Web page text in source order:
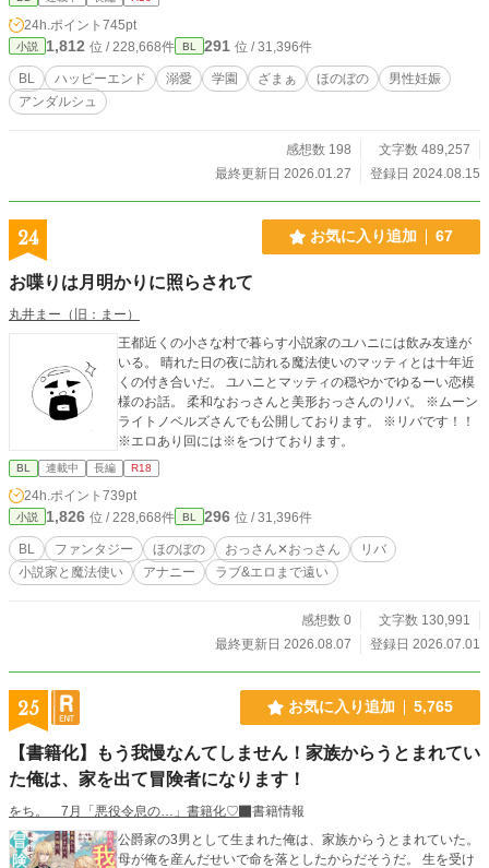
たので！ もしよかったら無料部分だけでも楽しんでくださっ
たら、とても、とてもうれしいです！ 皆の動画はプロフのW
ebサイトからどうぞです！ 動画にはAIを使っていますが、小
説にはAIを使っておりません 書籍にAI絵は一切ございません
嬢の兄に転生してしまったのだ 社畜に優しくない転生先でお
れはどう生きていくのだろう 腹黒？攻略対象×悪役令嬢の兄
本編完結済み、番外編時々更新中！ 奨励賞を頂き、書籍化し
て頂きました✨️かなり加筆しまくりましたので楽しんで頂け
ると嬉しいです💪☺ ※愛称等が書籍化に伴い変更となってい
24h.ポイント 745pt
小説 1,812 位 / 228,668件 BL 291 位 / 31,396件
BL ハッピーエンド 溺愛 学園 ざまぁ ほのぼの
男性妊娠
アンダルシュ
感想数 198
文字数 489,257
最終更新日 2026.01.27
登録日 2024.08.15
24 お気に入り追加 67
お喋りは月明かりに照らされて
丸井まー（旧：まー）
王都近くの小さな村で暮らす小説家のユハニには飲み友達が
いる。 晴れた日の夜に訪れる魔法使いのマッティとは十年近
くの付き合いだ。 ユハニとマッティの穏やかでゆるーい恋模
様のお話。 柔和なおっさんと美形おっさんのリバ。 ※ムーン
ライトノベルズさんでも公開しております。 ※リバです！！
※エロあり回には※をつけております。
BL 連載中 長編 R18
24h.ポイント 739pt
小説 1,826 位 / 228,668件 BL 296 位 / 31,396件
BL ファンタジー ほのぼの おっさん✕おっさん
リバ
小説家と魔法使い
アナニー ラブ&エロまで遠い
感想数 0
文字数 130,991
最終更新日 2026.08.07
登録日 2026.07.01
25 お気に入り追加 5,765
【書籍化】もう我慢なんてしません！家族からうとまれてい
た俺は、家を出て冒険者になります！
をち。 7月「悪役令息の…」書籍化♡
書籍情報
公爵家の3男として生まれた俺は、家族からうとまれていた。
母が俺を産んだせいで命を落としたからだそうだ。 生を受け